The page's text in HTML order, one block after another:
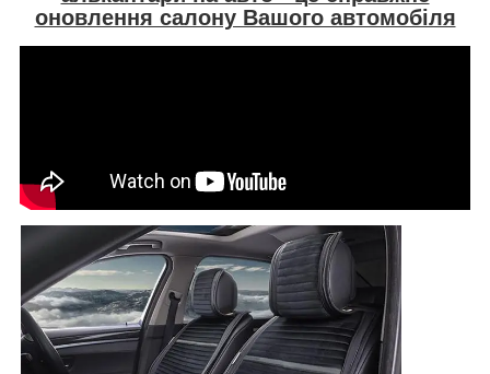
оновлення салону Вашого автомобіля